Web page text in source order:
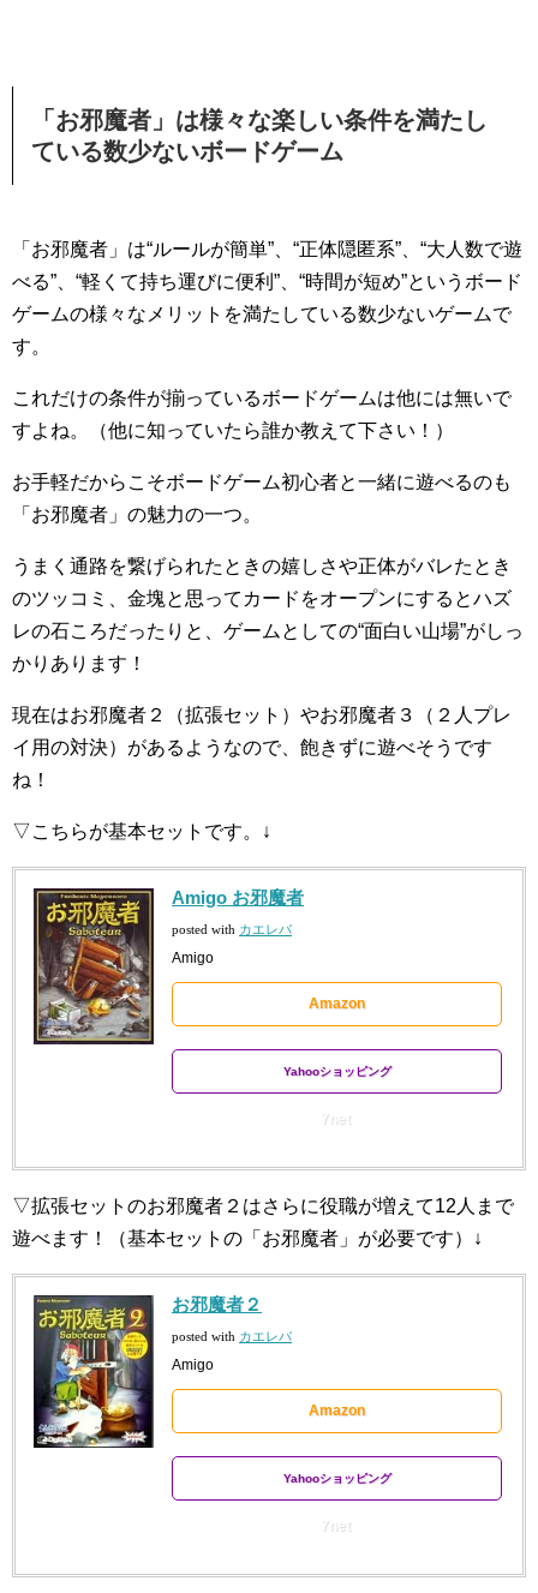
「お邪魔者」は様々な楽しい条件を満たし
ている数少ないボードゲーム
「お邪魔者」は“ルールが簡単”、“正体隠匿系”、“大人数で遊
べる”、“軽くて持ち運びに便利”、“時間が短め”というボード
ゲームの様々なメリットを満たしている数少ないゲームで
す。
これだけの条件が揃っているボードゲームは他には無いで
すよね。（他に知っていたら誰か教えて下さい！）
お手軽だからこそボードゲーム初心者と一緒に遊べるのも
「お邪魔者」の魅力の一つ。
うまく通路を繋げられたときの嬉しさや正体がバレたとき
のツッコミ、金塊と思ってカードをオープンにするとハズ
レの石ころだったりと、ゲームとしての“面白い山場”がしっ
かりあります！
現在はお邪魔者２（拡張セット）やお邪魔者３（２人プレ
イ用の対決）があるようなので、飽きずに遊べそうです
ね！
▽こちらが基本セットです。↓
Amigo お邪魔者
posted with カエレバ
Amigo
Amazon
Yahooショッピング
7net
▽拡張セットのお邪魔者２はさらに役職が増えて12人まで
遊べます！（基本セットの「お邪魔者」が必要です）↓
お邪魔者２
posted with カエレバ
Amigo
Amazon
Yahooショッピング
7net